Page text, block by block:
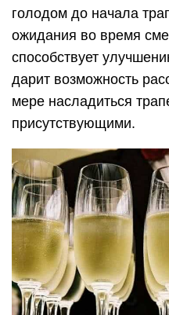
голодом до начала
ожидания во время
способствует
дарит возможность
мере насладиться
присутствующими.